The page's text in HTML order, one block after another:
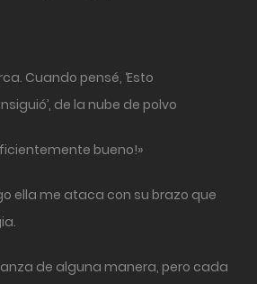
Cuando pensé, ‘Esto
de la nube de polvo
bueno!»
ella me ataca con su brazo que
de alguna manera, pero cada